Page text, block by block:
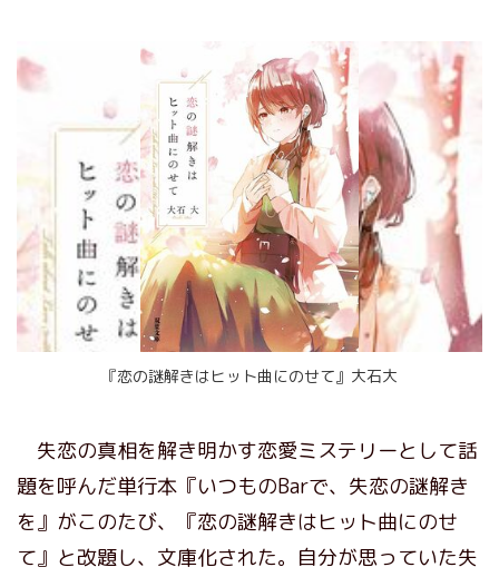
『恋の謎解きはヒット曲にのせて』大石大
失恋の真相を解き明かす恋愛ミステリーとして話
題を呼んだ単行本『いつものBarで、失恋の謎解き
を』がこのたび、『恋の謎解きはヒット曲にのせ
て』と改題し、文庫化された。自分が思っていた失